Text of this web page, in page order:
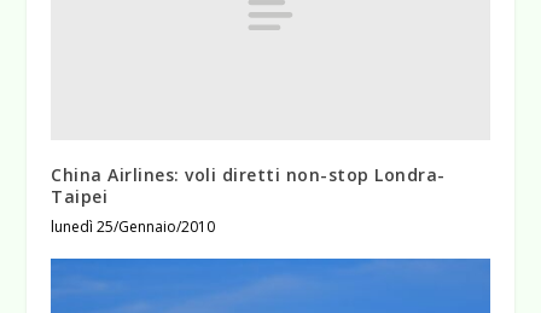
China Airlines: voli diretti non-stop Londra-
Taipei
lunedì 25/Gennaio/2010